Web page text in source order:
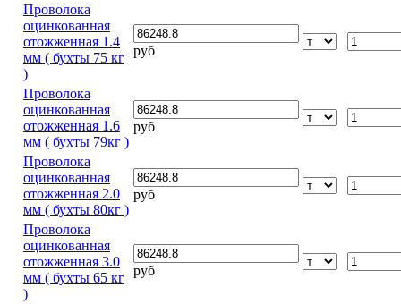
Проволока
оцинкованная
отожженная 1.4
мм ( бухты 75 кг
)
руб
Проволока
оцинкованная
отожженная 1.6
мм ( бухты 79кг )
руб
Проволока
оцинкованная
отожженная 2.0
мм ( бухты 80кг )
руб
Проволока
оцинкованная
отожженная 3.0
мм ( бухты 65 кг
)
руб